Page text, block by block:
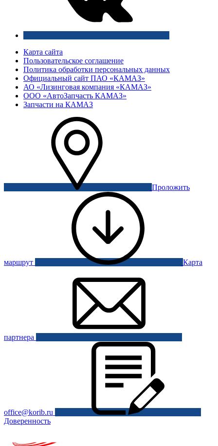
Карта сайта
Пользовательское соглашение
Политика обработки персональных данных
Официальный сайт ПАО «КАМАЗ»
АО «Лизинговая компания «КАМАЗ»
ООО «АвтоЗапчасть КАМАЗ»
Запчасти на КАМАЗ
Проложить
маршрут Карта
партнера
office@korib.ru
Доверенность